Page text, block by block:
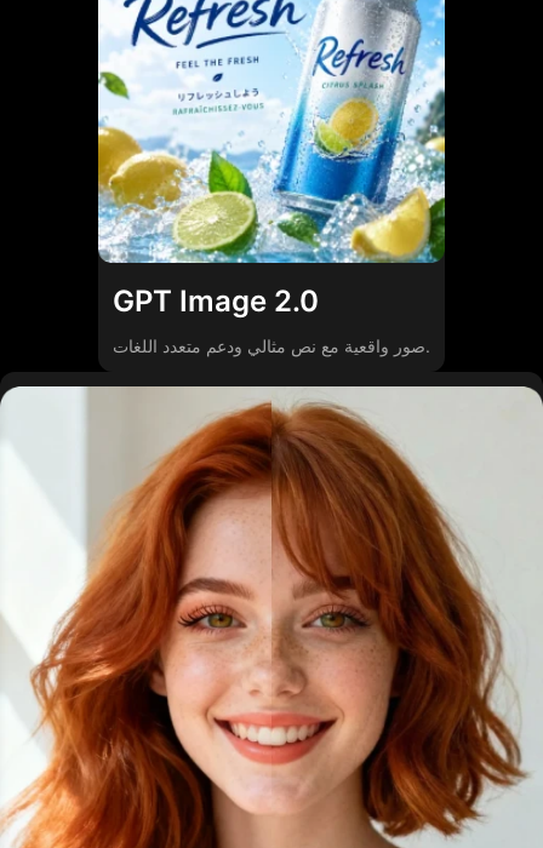
GPT Image 2.0
صور واقعية مع نص مثالي ودعم متعدد اللغات.